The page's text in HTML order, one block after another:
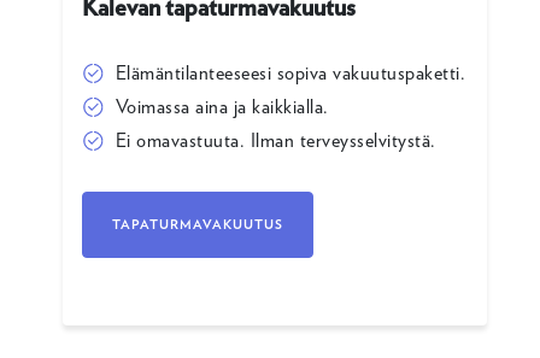
Kalevan tapaturmavakuutus
Elämäntilanteeseesi sopiva vakuutuspaketti.
Voimassa aina ja kaikkialla.
Ei omavastuuta. Ilman terveysselvitystä.
TAPATURMAVAKUUTUS